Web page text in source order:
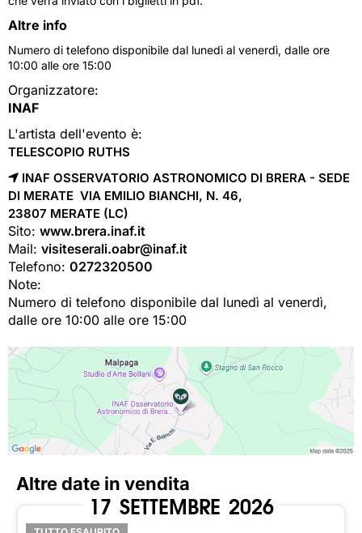
Altre info
Numero di telefono disponibile dal lunedì al venerdì, dalle ore
10:00 alle ore 15:00
Organizzatore:
INAF
L'artista dell'evento è:
TELESCOPIO RUTHS
INAF OSSERVATORIO ASTRONOMICO DI BRERA - SEDE
DI MERATE VIA EMILIO BIANCHI, N. 46,
23807 MERATE (LC)
Sito: www.brera.inaf.it
Mail: visiteserali.oabr@inaf.it
Telefono: 0272320500
Note:
Numero di telefono disponibile dal lunedì al venerdì,
dalle ore 10:00 alle ore 15:00
Altre date in vendita
17 SETTEMBRE 2026